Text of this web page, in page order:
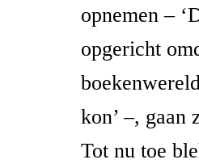
opnemen –
opgericht
kon’ –, gaan
Tot nu toe